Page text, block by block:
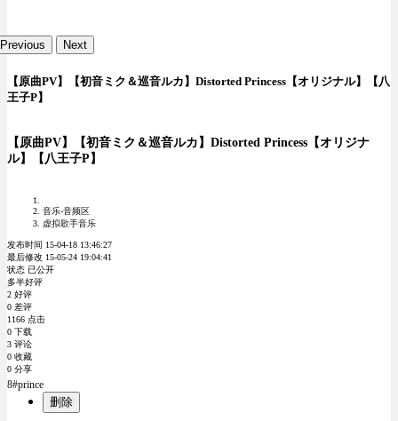
Previous Next
【原曲PV】【初音ミク＆巡音ルカ】Distorted Princess【オリジナル】【八
王子P】
【原曲PV】【初音ミク＆巡音ルカ】Distorted Princess【オリジナ
ル】【八王子P】
音乐-音频区
虚拟歌手音乐
发布时间 15-04-18 13:46:27
最后修改 15-05-24 19:04:41
状态 已公开
多半好评
2 好评
0 差评
1166 点击
0 下载
3 评论
0 收藏
0 分享
8#prince
删除